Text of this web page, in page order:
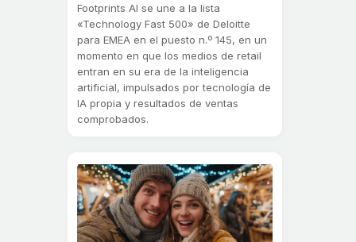
Footprints AI se une a la lista
«Technology Fast 500» de Deloitte
para EMEA en el puesto n.º 145, en un
momento en que los medios de retail
entran en su era de la inteligencia
artificial, impulsados por tecnología de
IA propia y resultados de ventas
comprobados.